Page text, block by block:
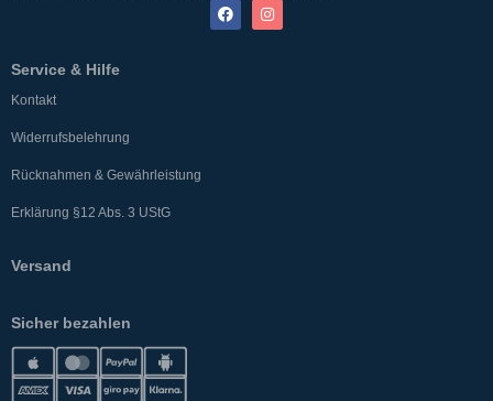
Service & Hilfe
Kontakt
Widerrufsbelehrung
Rücknahmen & Gewährleistung
Erklärung §12 Abs. 3 UStG
Versand
Sicher bezahlen